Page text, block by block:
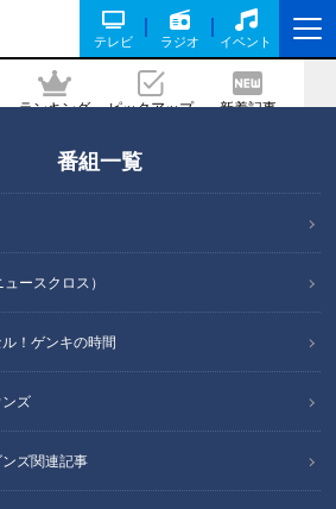
テレビ ラジオ イベント
ランキング ピックアップ 新着記事
番組一覧
ースクロス）
！ゲンキの時間
ズ
ズ関連記事
伝！業務スーパー食材の
レシピ
記事に戻る